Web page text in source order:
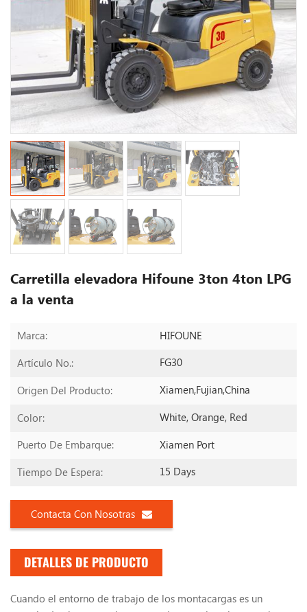
Carretilla elevadora Hifoune 3ton 4ton LPG
a la venta
Marca: HIFOUNE
Artículo No.: FG30
Origen Del Producto: Xiamen,Fujian,China
Color: White, Orange, Red
Puerto De Embarque: Xiamen Port
Tiempo De Espera: 15 Days
Contacta Con Nosotras
DETALLES DE PRODUCTO
Cuando el entorno de trabajo de los montacargas es un